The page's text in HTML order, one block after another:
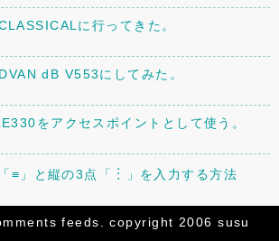
に行ってきた。
dB V553にしてみた。
をアクセスポイントとして使う。
≡」と縦の3点「︙」を入力する方法
号車の車内に、16年前に作ったレイアウ
feeds. copyright 2006 susu